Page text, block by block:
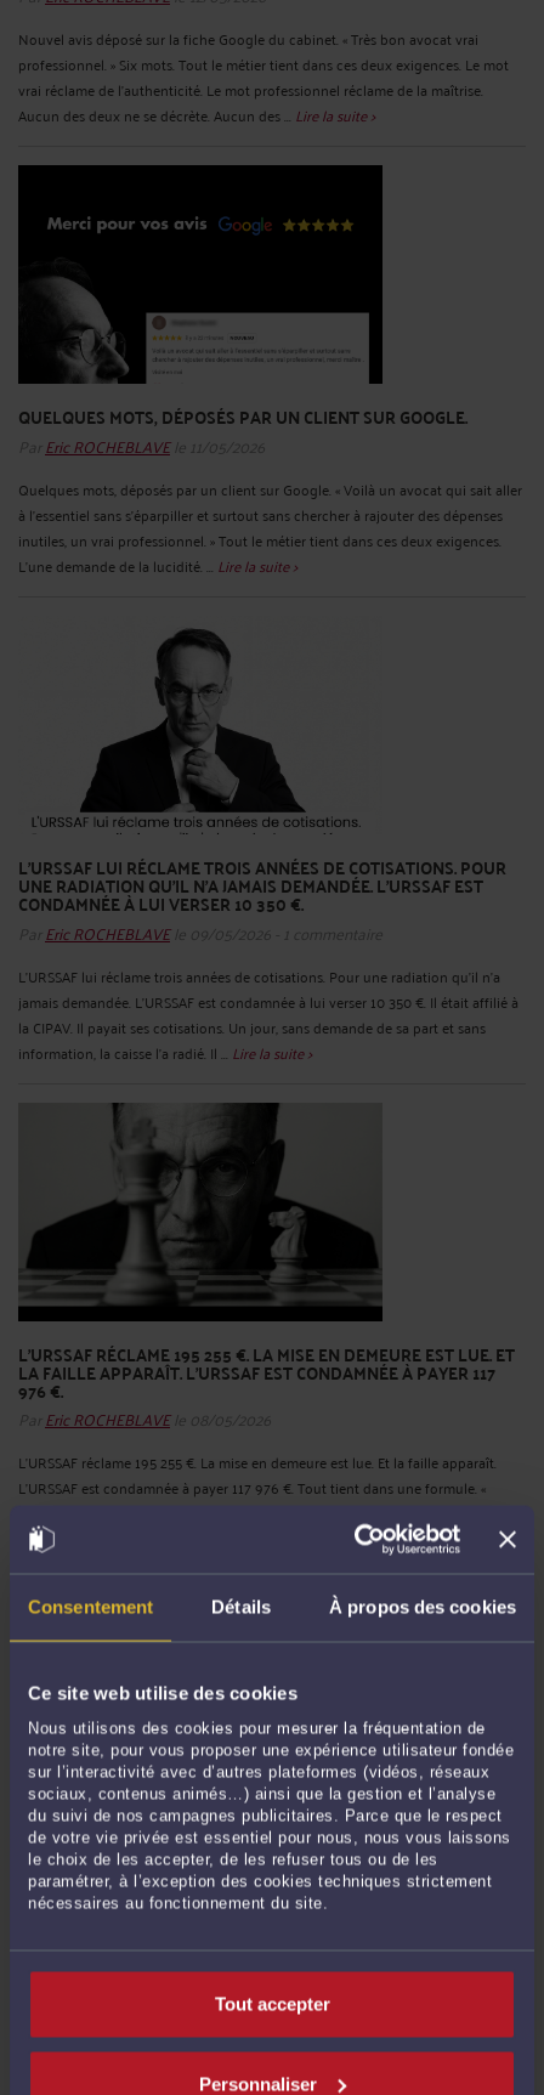
Consentement Détails À propos des cookies
Ce site web utilise des cookies
Nous utilisons des cookies pour mesurer la fréquentation de
notre site, pour vous proposer une expérience utilisateur fondée
sur l’interactivité avec d’autres plateformes (vidéos, réseaux
sociaux, contenus animés…) ainsi que la gestion et l’analyse
du suivi de nos campagnes publicitaires. Parce que le respect
de votre vie privée est essentiel pour nous, nous vous laissons
le choix de les accepter, de les refuser tous ou de les
paramétrer, à l’exception des cookies techniques strictement
nécessaires au fonctionnement du site.
Tout accepter
Personnaliser
Nouvel avis déposé sur la fiche Google du cabinet. « Très bon avocat vrai
professionnel. » Six mots. Tout le métier tient dans ces deux exigences. Le mot
vrai réclame de l'authenticité. Le mot professionnel réclame de la maîtrise.
Aucun des deux ne se décrète. Aucun des ... Lire la suite >
QUELQUES MOTS, DÉPOSÉS PAR UN CLIENT SUR GOOGLE.
Par Eric ROCHEBLAVEle 11/05/2026
Quelques mots, déposés par un client sur Google. « Voilà un avocat qui sait aller
à l’essentiel sans s’éparpiller et surtout sans chercher à rajouter des dépenses
inutiles, un vrai professionnel. » Tout le métier tient dans ces deux exigences.
L'une demande de la lucidité. ... Lire la suite >
L'URSSAF LUI RÉCLAME TROIS ANNÉES DE COTISATIONS. POUR
UNE RADIATION QU'IL N'A JAMAIS DEMANDÉE. L'URSSAF EST
CONDAMNÉE À LUI VERSER 10 350 €.
Par Eric ROCHEBLAVEle 09/05/2026 - 1 commentaire
L'URSSAF lui réclame trois années de cotisations. Pour une radiation qu'il n'a
jamais demandée. L'URSSAF est condamnée à lui verser 10 350 €. Il était affilié à
la CIPAV. Il payait ses cotisations. Un jour, sans demande de sa part et sans
information, la caisse l'a radié. Il ... Lire la suite >
L’URSSAF RÉCLAME 195 255 €. LA MISE EN DEMEURE EST LUE. ET
LA FAILLE APPARAÎT. L’URSSAF EST CONDAMNÉE À PAYER 117
976 €.
Par Eric ROCHEBLAVEle 08/05/2026
L’URSSAF réclame 195 255 €. La mise en demeure est lue. Et la faille apparaît.
L’URSSAF est condamnée à payer 117 976 €. Tout tient dans une formule. «
Ça sonne “technique”. ...
L’URSSAF NE PEUT PAS EXERCER SON DROIT DE
COMMUNICATION AUPRÈS DE VOTRE BANQUE SANS, D’ABORD,
VOUS DEMANDER VOS RELEVÉS.
ParEric ROCHEBLAVEle 07/05/2026
L’URSSAF ne peut pas exercer son droit de communication auprès de votre
banque sans, d’abord, vous demander vos relevés. Cela paraît évident. Ça ne l'est
pas dans la pratique. Dans ce dossier, l'URSSAF a obtenu des relevés bancaires